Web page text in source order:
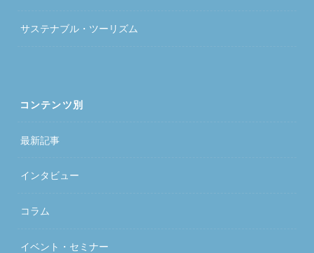
サステナブル・ツーリズム
コンテンツ別
最新記事
インタビュー
コラム
イベント・セミナー